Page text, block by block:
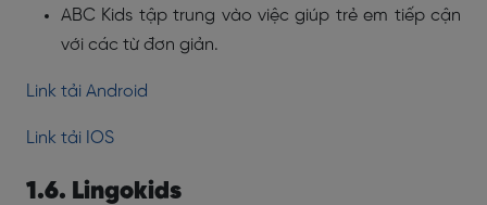
ABC Kids tập trung vào việc giúp trẻ em tiếp cận
với các từ đơn giản.
Link tải Android
Link tải IOS
1.6. Lingokids